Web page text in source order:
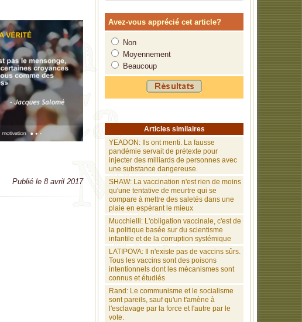
Avez-vous apprécié cet article?
Non
Moyennement
Beaucoup
Articles similaires
YEADON: Ils ont menti. La fausse
pandémie servait de prétexte pour
injecter des milliards de personnes avec
une substance dangereuse.
SHAW: La vaccination n'est rien de moins
qu'une tentative de meurtre qui se
compare à mettre des saletés dans une
plaie en espérant le mieux
Mucchielli: L'obligation vaccinale, c'est de
la politique basée sur du scientisme
infantile et de la corruption systémique
LATIPOVA: Il n'existe pas de vaccins sûrs.
Tous les vaccins sont des poisons
intentionnels dont les mécanismes sont
connus et étudiés
Rand: Le communisme et le socialisme
sont pareils, sauf qu'un t'amène à
l'esclavage par la force et l'autre par le
vote.
quelles soient des
la population et
gagnent 500 milliards
sont folles.
une science
Publié le 8 avril 2017